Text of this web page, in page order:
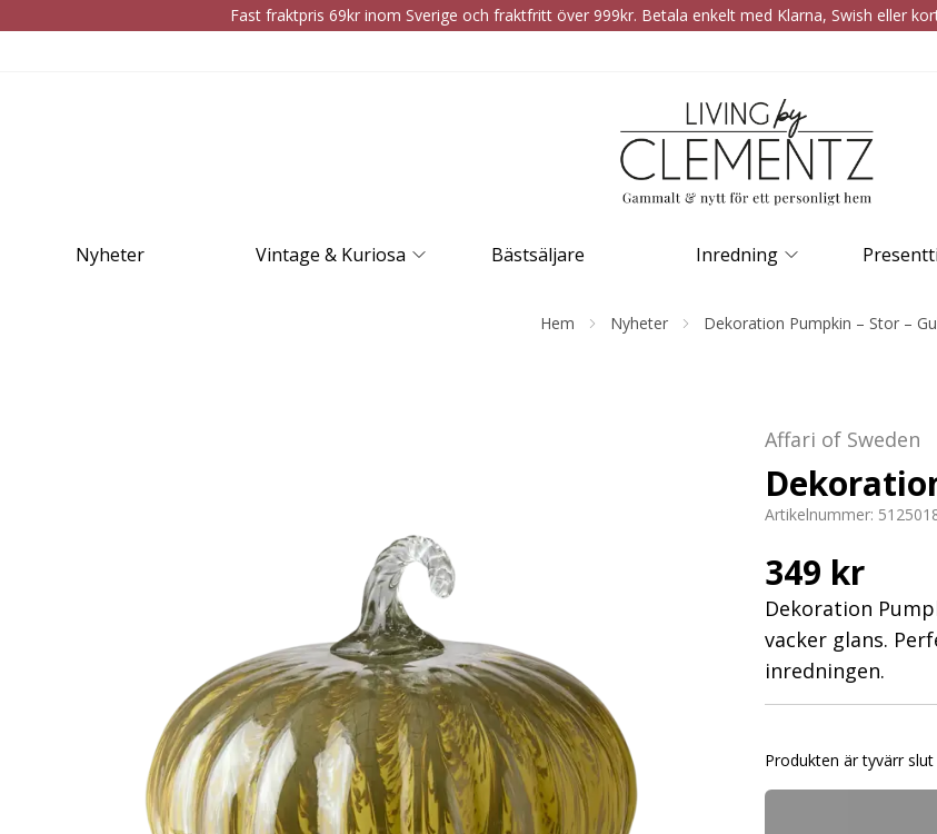
Fast fraktpris 69kr inom Sverige och fraktfritt över 999kr. Betala enkelt med Klarna, Swish eller
Nyheter Vintage & Kuriosa Bästsäljare Inredning
Hem Nyheter Dekoration Pumpkin – Stor –
Affari of Sweden
Artikelnummer:
349 kr
Dekoration
vacker glans.
inredningen.
Produkten är tyvärr slut